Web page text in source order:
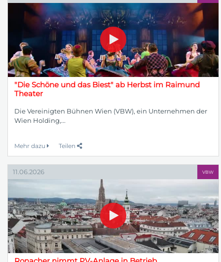
"Die Schöne und das Biest" ab Herbst im Raimund
Theater
Die Vereinigten Bühnen Wien (VBW), ein Unternehmen der
Wien Holding,...
Mehr dazu Teilen
11.06.2026 VBW